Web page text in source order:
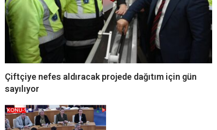
Çiftçiye nefes aldıracak projede dağıtım için gün
sayılıyor